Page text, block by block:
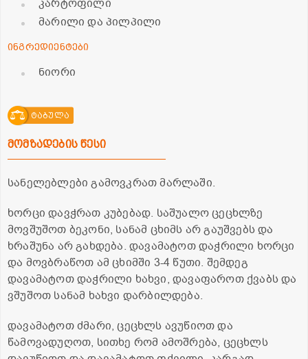
კარტოფილი
მარილი და პილპილი
ინგრედიენტები
ნიორი
ტაბულა
მომზადების წესი
სანელებლები გამოვკრათ მარლაში.
ხორცი დავჭრათ კუბებად. საშუალო ცეცხლზე
მოვშუშოთ ბეკონი, სანამ ცხიმს არ გაუშვებს და
ხრაშუნა არ გახდება. დავამატოთ დაჭრილი ხორცი
და მოვბრაწოთ ამ ცხიმში 3-4 წუთი. შემდეგ
დავამატოთ დაჭრილი ხახვი, დავაფაროთ ქვაბს და
ვშუშოთ სანამ ხახვი დარბილდება.
დავამატოთ ძმარი, ცეცხლს ავუწიოთ და
წამოვადუღოთ, სითხე რომ ამოშრება, ცეცხლს